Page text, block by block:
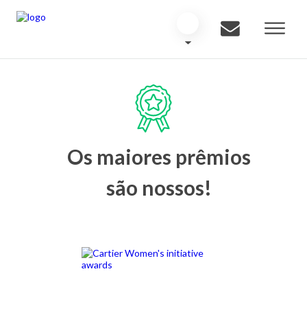
Os maiores prêmios
são nossos!